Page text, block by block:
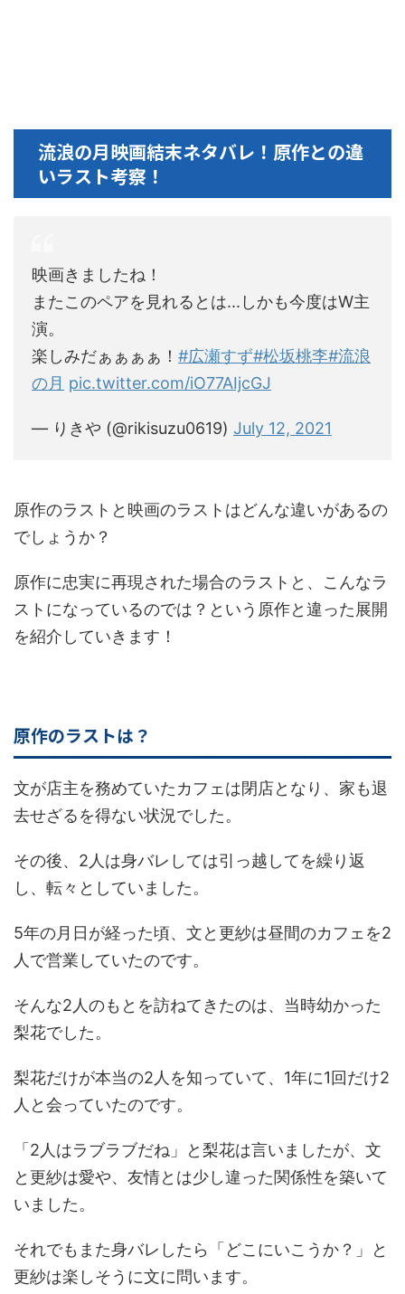
流浪の月映画結末ネタバレ！原作との違
いラスト考察！
映画きましたね！
またこのペアを見れるとは...しかも今度はW主
演。
楽しみだぁぁぁぁ！ #広瀬すず#松坂桃李#流浪
の月 pic.twitter.com/iO77AIjcGJ
— りきや (@rikisuzu0619) July 12, 2021
原作のラストと映画のラストはどんな違いがあるの
でしょうか？
原作に忠実に再現された場合のラストと、こんなラ
ストになっているのでは？という原作と違った展開
を紹介していきます！
原作のラストは？
文が店主を務めていたカフェは閉店となり、家も退
去せざるを得ない状況でした。
その後、2人は身バレしては引っ越してを繰り返
し、転々としていました。
5年の月日が経った頃、文と更紗は昼間のカフェを2
人で営業していたのです。
そんな2人のもとを訪ねてきたのは、当時幼かった
梨花でした。
梨花だけが本当の2人を知っていて、1年に1回だけ2
人と会っていたのです。
「2人はラブラブだね」と梨花は言いましたが、文
と更紗は愛や、友情とは少し違った関係性を築いて
いました。
それでもまた身バレしたら「どこにいこうか？」と
更紗は楽しそうに文に問います。